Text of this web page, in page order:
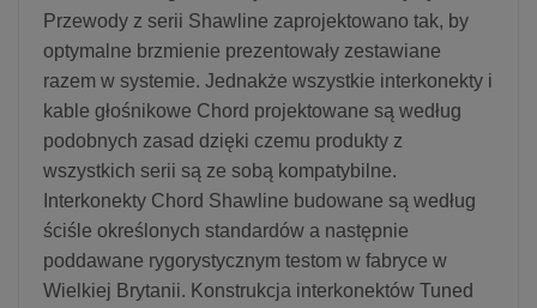
Przewody z serii Shawline zaprojektowano tak, by
optymalne brzmienie prezentowały zestawiane
razem w systemie. Jednakże wszystkie interkonekty i
kable głośnikowe Chord projektowane są według
podobnych zasad dzięki czemu produkty z
wszystkich serii są ze sobą kompatybilne.
Interkonekty Chord Shawline budowane są według
ściśle określonych standardów a następnie
poddawane rygorystycznym testom w fabryce w
Wielkiej Brytanii. Konstrukcja interkonektów Tuned